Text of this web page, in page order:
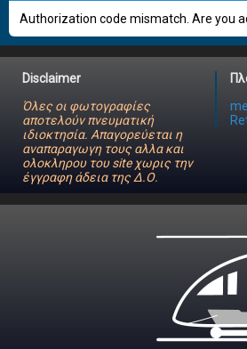
Authorization code mismatch. Are you
Disclaimer
Όλες οι φωτογραφίες
αποτελούν πνευματική
ιδιοκτησία. Απαγορεύεται η
αναπαραγωγη τους αλλα και
ολοκληρου του site χωρις την
έγγραφη άδεια της Δ.Ο.